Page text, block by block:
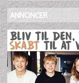
ANNONCER